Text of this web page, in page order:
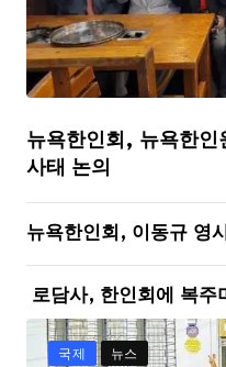
뉴욕한인회, 뉴욕한인
사태 논의
뉴욕한인회, 이동규 영
로담사, 한인회에 복
국제 뉴스